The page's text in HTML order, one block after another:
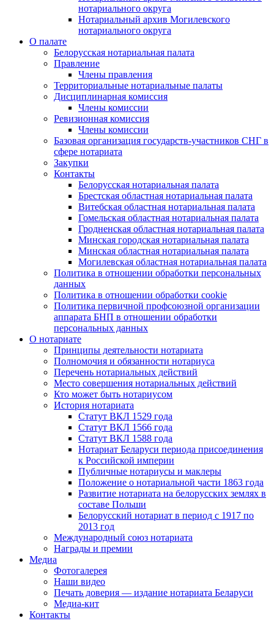
нотариального округа
Нотариальный архив Могилевского
нотариального округа
О палате
Белорусская нотариальная палата
Правление
Члены правления
Территориальные нотариальные палаты
Дисциплинарная комиссия
Члены комиссии
Ревизионная комиссия
Члены комиссии
Базовая организация государств-участников СНГ в
сфере нотариата
Закупки
Контакты
Белорусская нотариальная палата
Брестская областная нотариальная палата
Витебская областная нотариальная палата
Гомельская областная нотариальная палата
Гродненская областная нотариальная палата
Минская городская нотариальная палата
Минская областная нотариальная палата
Могилевская областная нотариальная палата
Политика в отношении обработки персональных
данных
Политика в отношении обработки cookie
Политика первичной профсоюзной организации
аппарата БНП в отношении обработки
персональных данных
О нотариате
Принципы деятельности нотариата
Полномочия и обязанности нотариуса
Перечень нотариальных действий
Место совершения нотариальных действий
Кто может быть нотариусом
История нотариата
Статут ВКЛ 1529 года
Статут ВКЛ 1566 года
Статут ВКЛ 1588 года
Нотариат Беларуси периода присоединения
к Российской империи
Публичные нотариусы и маклеры
Положение о нотариальной части 1863 года
Развитие нотариата на белорусских землях в
составе Польши
Белорусский нотариат в период с 1917 по
2013 год
Международный союз нотариата
Награды и премии
Медиа
Фотогалерея
Наши видео
Печать доверия — издание нотариата Беларуси
Медиа-кит
Контакты